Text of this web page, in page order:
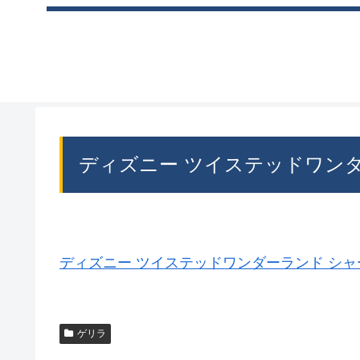
ディズニー ツイステッドワン
ディズニー ツイステッドワンダーランド シ
ゲリラ